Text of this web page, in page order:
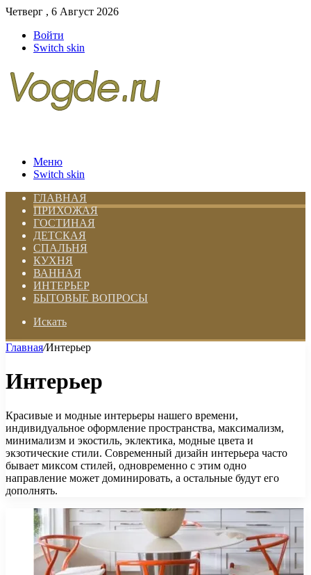
Четверг , 6 Август 2026
Войти
Switch skin
Меню
Switch skin
ГЛАВНАЯ
ПРИХОЖАЯ
ГОСТИНАЯ
ДЕТСКАЯ
СПАЛЬНЯ
КУХНЯ
ВАННАЯ
ИНТЕРЬЕР
БЫТОВЫЕ ВОПРОСЫ
Искать
Главная/Интерьер
Интерьер
Красивые и модные интерьеры нашего времени,
индивидуальное оформление пространства, максимализм,
минимализм и экостиль, эклектика, модные цвета и
экзотические стили. Современный дизайн интерьера часто
бывает миксом стилей, одновременно с этим одно
направление может доминировать, а остальные будут его
дополнять.